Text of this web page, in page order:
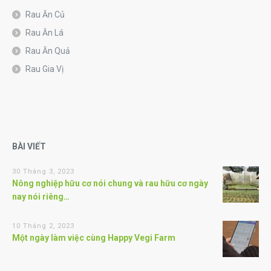
Rau Ăn Củ
Rau Ăn Lá
Rau Ăn Quả
Rau Gia Vị
BÀI VIẾT
30 Tháng 3, 2023
Nông nghiệp hữu cơ nói chung và rau hữu cơ ngày
nay nói riêng…
10 Tháng 2, 2023
Một ngày làm việc cùng Happy Vegi Farm